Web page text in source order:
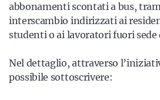
abbonamenti scontati a bus,
interscambio indirizzati ai
studenti o ai lavoratori fuori sede
Nel dettaglio, attraverso
possibile sottoscrivere: